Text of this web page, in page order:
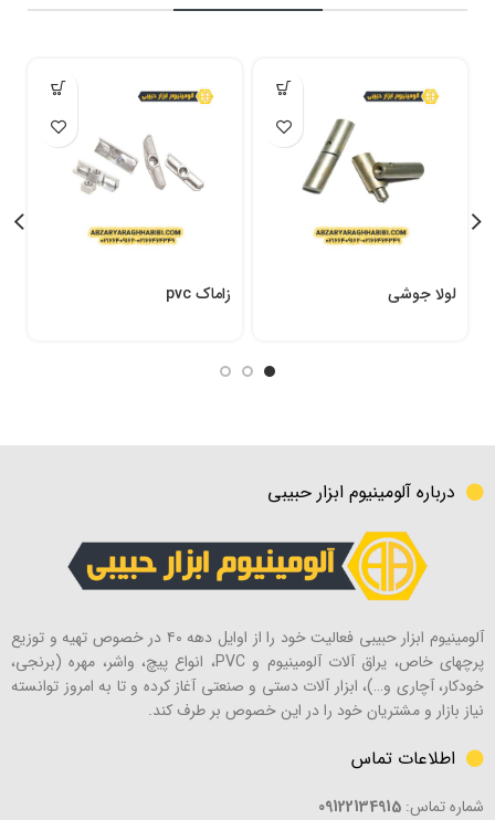
لولا جوشی زاماک pvc
درباره آلومینیوم ابزار حبیبی
آلومینیوم ابزار حبیبی فعالیت خود را از اوایل دهه ۴۰ در خصوص تهیه و توزیع
پرچهای خاص، یراق آلات آلومینیوم و PVC، انواع پیچ، واشر، مهره (برنجی،
خودکار، آچاری و…)، ابزار آلات دستی و صنعتی آغاز کرده و تا به امروز توانسته
نیاز بازار و مشتریان خود را در این خصوص بر طرف کند.
اطلاعات تماس
شماره تماس: 09122134915